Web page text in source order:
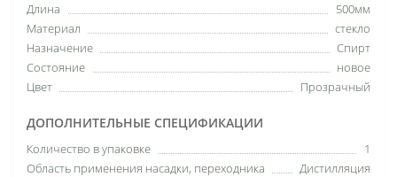
Длина
500мм
Материал
стекло
Назначение
Спирт
Состояние
новое
Цвет
Прозрачный
ДОПОЛНИТЕЛЬНЫЕ СПЕЦИФИКАЦИИ
Количество в упаковке
1
Область применения насадки, переходника
Дистилляция